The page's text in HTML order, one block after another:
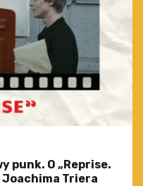
punk. O „Reprise.
Joachima Triera